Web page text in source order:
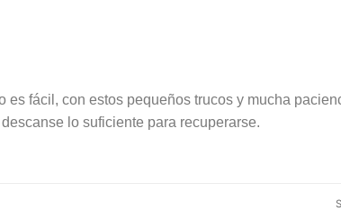
fácil, con estos pequeños trucos y mucha
lo suficiente para recuperarse.